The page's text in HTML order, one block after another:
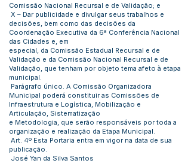
Comissão Nacional Recursal e de Validação; e
X – Dar publicidade e divulgar seus trabalhos e
decisões, bem como das decisões da
Coordenação Executiva da 6ª Conferência Nacional
das Cidades e, em
especial, da Comissão Estadual Recursal e de
Validação e da Comissão Nacional Recursal e de
Validação, que tenham por objeto tema afeto à etapa
municipal.
Parágrafo único. A Comissão Organizadora
Municipal poderá constituir as Comissões de
Infraestrutura e Logística, Mobilização e
Articulação, Sistematização
e Metodologia, que serão responsáveis por toda a
organização e realização da Etapa Municipal.
Art. 4º Esta Portaria entra em vigor na data de sua
publicação.
José Yan da Silva Santos